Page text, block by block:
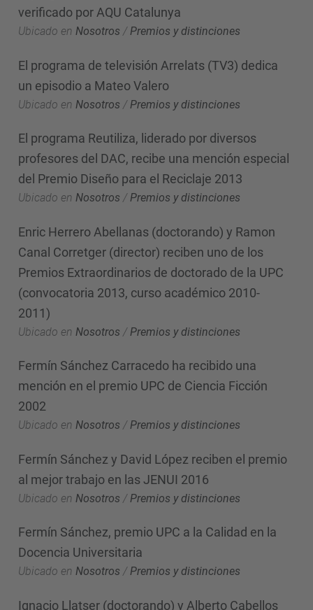
verificado por AQU Catalunya
Ubicado en Nosotros /Premios y distinciones
El programa de televisión Arrelats (TV3) dedica
un episodio a Mateo Valero
Ubicado en Nosotros / Premios y distinciones
El programa Reutiliza, liderado por diversos
profesores del DAC, recibe una mención especial
del Premio Diseño para el Reciclaje 2013
Ubicado en Nosotros /Premios y distinciones
Enric Herrero Abellanas (doctorando) y Ramon
Canal Corretger (director) reciben uno de los
Premios Extraordinarios de doctorado de la UPC
(convocatoria 2013, curso académico 2010-
2011)
Ubicado en Nosotros / Premios y distinciones
Fermín Sánchez Carracedo ha recibido una
mención en el premio UPC de Ciencia Ficción
2002
Ubicado en Nosotros /Premios y distinciones
Fermín Sánchez y David López reciben el premio
al mejor trabajo en las JENUI 2016
Ubicado en Nosotros / Premios y distinciones
Fermín Sánchez, premio UPC a la Calidad en la
Docencia Universitaria
Ubicado en Nosotros /Premios y distinciones
Ignacio Llatser (doctorando) y Alberto Cabellos